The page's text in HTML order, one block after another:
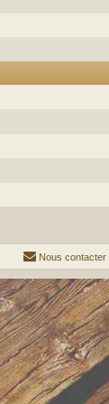
Nous contacter
Limited